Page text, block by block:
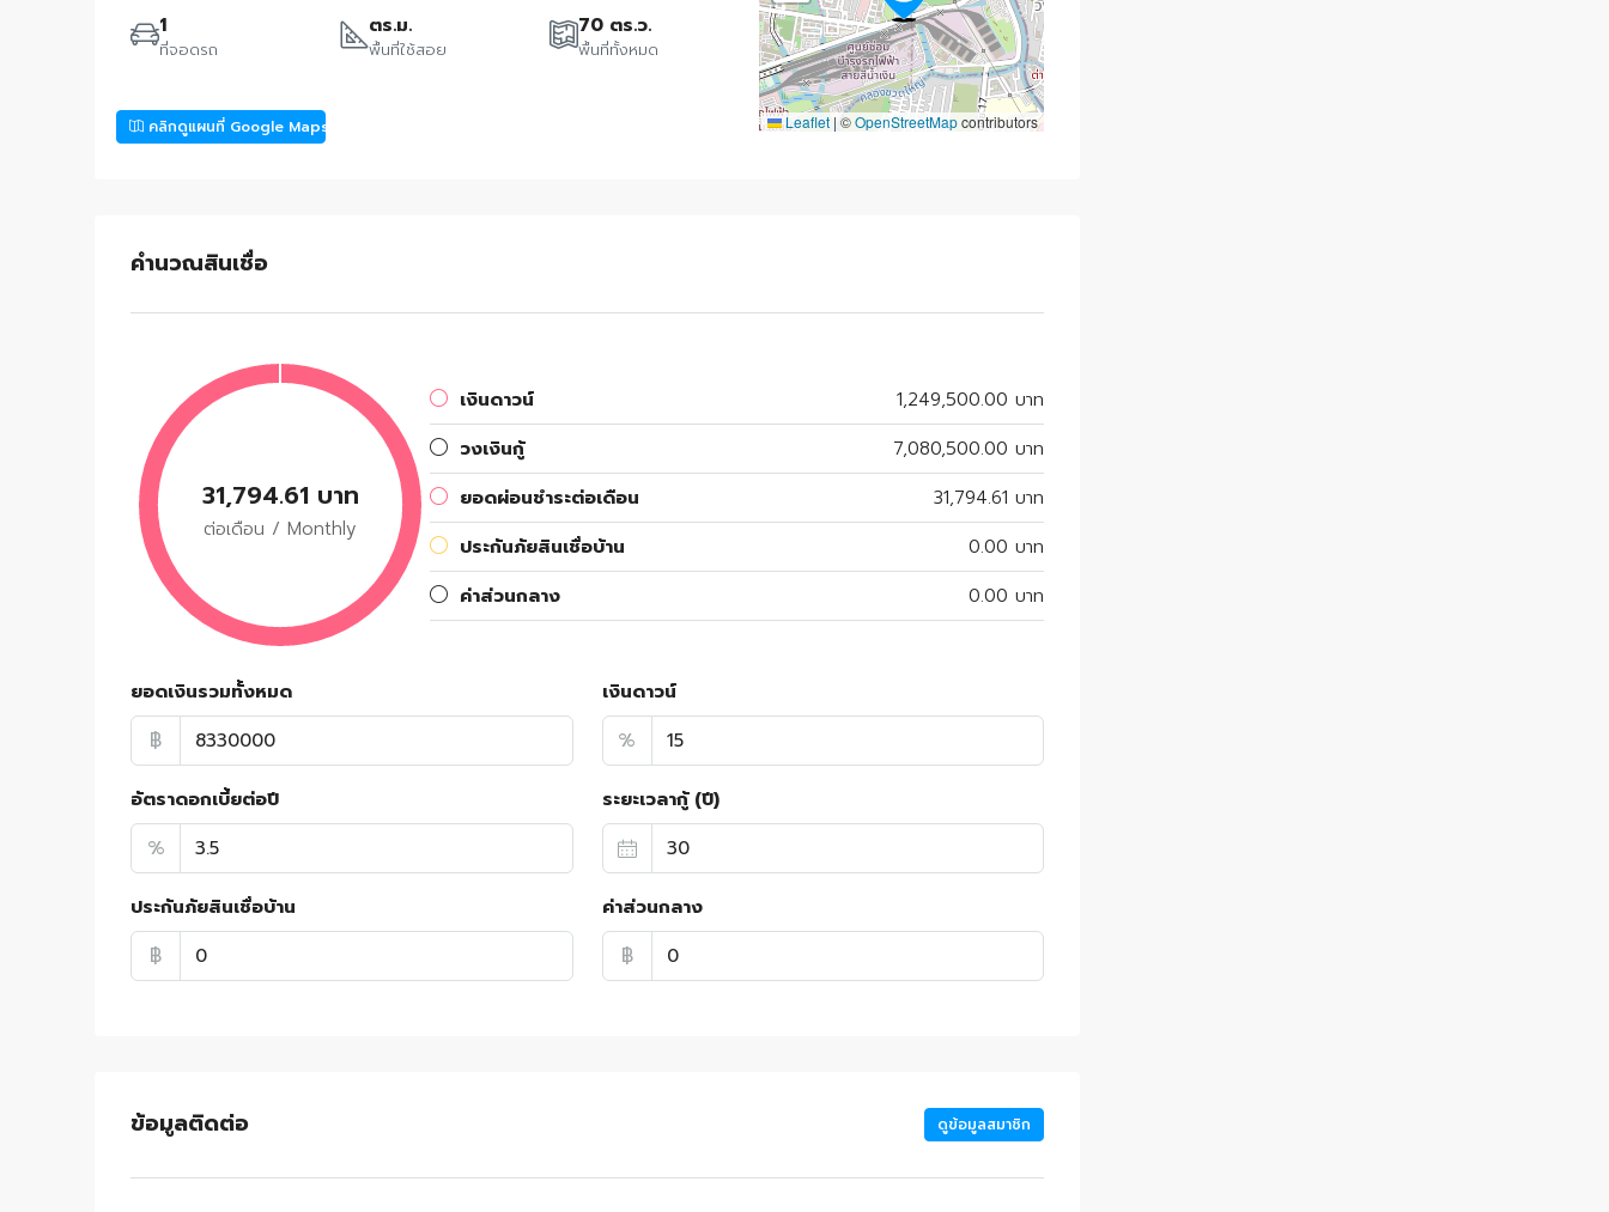
1
ที่จอดรถ
ตร.ม.
พื้นที่ใช้สอย
70 ตร.ว.
พื้นที่ทั้งหมด
คลิกดูแผนที่ Google Maps Leaflet | ©OpenStreetMapcontributors
คำนวณสินเชื่อ
31,794.61 บาท
ต่อเดือน / Monthly
เงินดาวน์
1,249,500.00 บาท
วงเงินกู้
7,080,500.00 บาท
ยอดผ่อนชำระต่อเดือน
31,794.61 บาท
ประกันภัยสินเชื่อบ้าน
0.00 บาท
ค่าส่วนกลาง
0.00 บาท
ยอดเงินรวมทั้งหมด
฿
เงินดาวน์
%
อัตราดอกเบี้ยต่อปี
%
ระยะเวลากู้ (ปี)
ประกันภัยสินเชื่อบ้าน
฿
ค่าส่วนกลาง
฿
ข้อมูลติดต่อ ดูข้อมูลสมาชิก